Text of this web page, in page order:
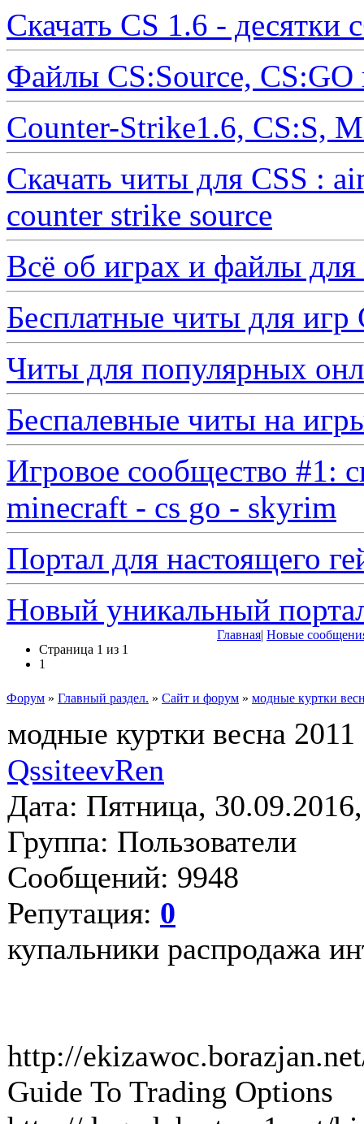
Скачать CS 1.6 - десятки
Файлы CS:Source, CS:GO
Counter-Strike1.6, CS:S,
Скачать читы для CSS :
counter strike source
Всё об играх и файлы для
Бесплатные читы для
Читы для популярных
Беспалевные читы на
Игровое сообщество #1:
minecraft - cs go - skyrim
Портал для настоящего
Новый уникальный
Главная| Новые
Страница 1 из 1
1
Форум » Главный раздел. » Сайт и форум » модные куртки
модные куртки весна 2011
QssiteevRen
Дата: Пятница,
Группа: Пользователи
Сообщений: 9948
Репутация: 0
купальники распродажа
http://
Guide To Trading Options